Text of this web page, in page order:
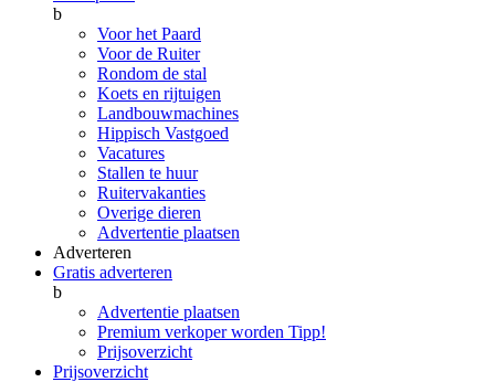
b
Voor het Paard
Voor de Ruiter
Rondom de stal
Koets en rijtuigen
Landbouwmachines
Hippisch Vastgoed
Vacatures
Stallen te huur
Ruitervakanties
Overige dieren
Advertentie plaatsen
Adverteren
Gratis adverteren
b
Advertentie plaatsen
Premium verkoper worden Tipp!
Prijsoverzicht
Prijsoverzicht